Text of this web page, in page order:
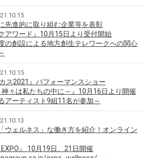
先進的に取り組む企業等を表彰
アワード』10月15日より受付開始
の創設による地方創生テレワークへの関心
ス2021』パフォーマンスショー
神々は私たちの中に～』10月16日より開催
アーティスト9組11名が参加～
ウェルネス」な働き方を紹介！オンライン
EXPO』 10月19日、21日開催